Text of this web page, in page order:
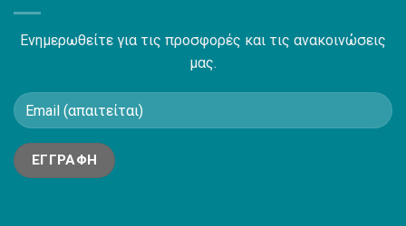
Ενημερωθείτε για τις προσφορές και τις ανακοινώσεις
μας.